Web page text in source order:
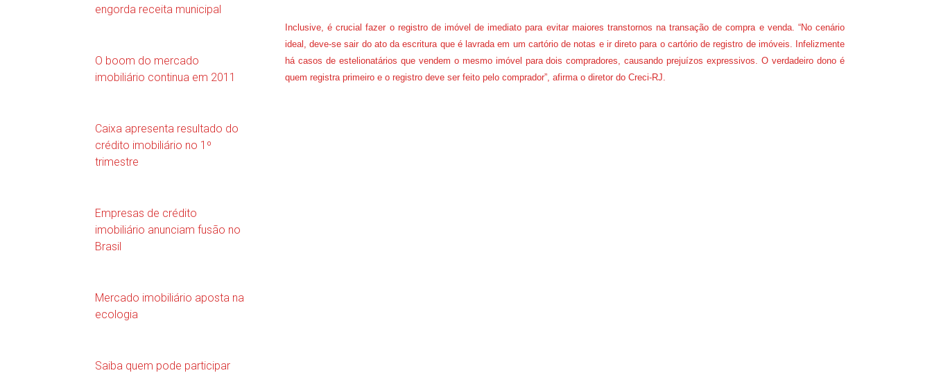
engorda receita municipal
O boom do mercado
imobiliário continua em 2011
Caixa apresenta resultado do
crédito imobiliário no 1º
trimestre
Empresas de crédito
imobiliário anunciam fusão no
Brasil
Mercado imobiliário aposta na
ecologia
Saiba quem pode participar
Inclusive, é crucial fazer o registro de imóvel de imediato para evitar maiores transtornos na transação de compra e venda. “No cenário
ideal, deve-se sair do ato da escritura que é lavrada em um cartório de notas e ir direto para o cartório de registro de imóveis. Infelizmente
há casos de estelionatários que vendem o mesmo imóvel para dois compradores, causando prejuízos expressivos. O verdadeiro dono é
quem registra primeiro e o registro deve ser feito pelo comprador”, afirma o diretor do Creci-RJ.